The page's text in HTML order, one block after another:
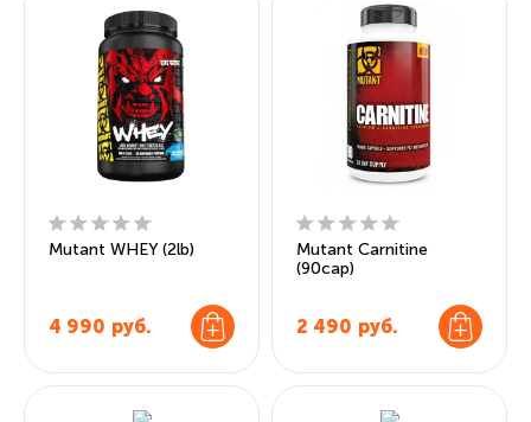
Mutant WHEY (2lb)
4 990 руб.
Mutant Carnitine
(90cap)
2 490 руб.